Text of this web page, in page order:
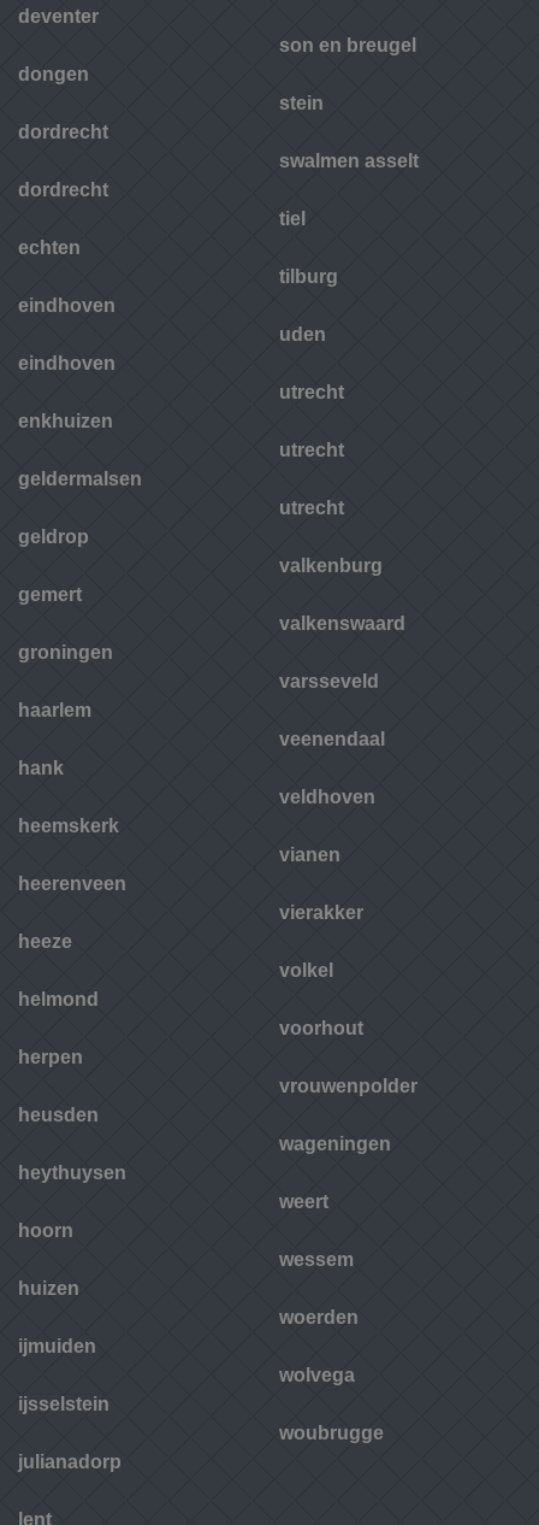
deventer
dongen
dordrecht
dordrecht
echten
eindhoven
eindhoven
enkhuizen
geldermalsen
geldrop
gemert
groningen
haarlem
hank
heemskerk
heerenveen
heeze
helmond
herpen
heusden
heythuysen
hoorn
huizen
ijmuiden
ijsselstein
julianadorp
lent
son en breugel
stein
swalmen asselt
tiel
tilburg
uden
utrecht
utrecht
utrecht
valkenburg
valkenswaard
varsseveld
veenendaal
veldhoven
vianen
vierakker
volkel
voorhout
vrouwenpolder
wageningen
weert
wessem
woerden
wolvega
woubrugge